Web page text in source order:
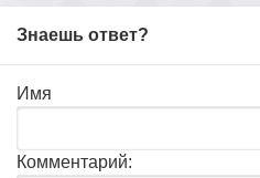
Знаешь ответ?
Имя
Комментарий: